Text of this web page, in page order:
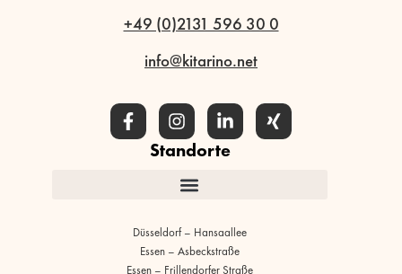
+49 (0)2131 596 30 0
info@kitarino.net
Standorte
Düsseldorf – Hansaallee
Essen – Asbeckstraße
Essen – Frillendorfer Straße